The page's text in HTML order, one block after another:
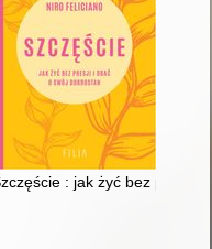
: jak żyć bez presji i